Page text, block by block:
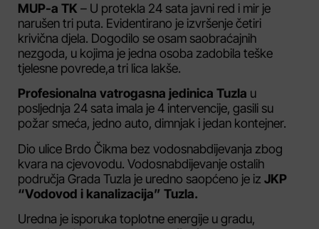
MUP-a TK – U protekla 24 sata javni red i mir je
narušen tri puta. Evidentirano je izvršenje četiri
krivična djela. Dogodilo se osam saobraćajnih
nezgoda, u kojima je jedna osoba zadobila teške
tjelesne povrede,a tri lica lakše.
Profesionalna vatrogasna jedinica Tuzla u
posljednja 24 sata imala je 4 intervencije, gasili su
požar smeća, jedno auto, dimnjak i jedan kontejner.
Dio ulice Brdo Čikma bez vodosnabdijevanja zbog
kvara na cjevovodu. Vodosnabdijevanje ostalih
područja Grada Tuzla je uredno saopćeno je iz JKP
“Vodovod i kanalizacija” Tuzla.
Uredna je isporuka toplotne energije u gradu,